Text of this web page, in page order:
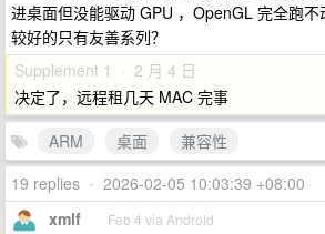
进桌面但没能驱动 GPU ，OpenGL 完全跑
较好的只有友善系列？
Supplement 1 · 2 月 4 日
决定了，远程租几天 MAC 完事
ARM
桌面
兼容性
19 replies • 2026-02-05 10:03:39 +08:00
xmlf Feb 4 via Android